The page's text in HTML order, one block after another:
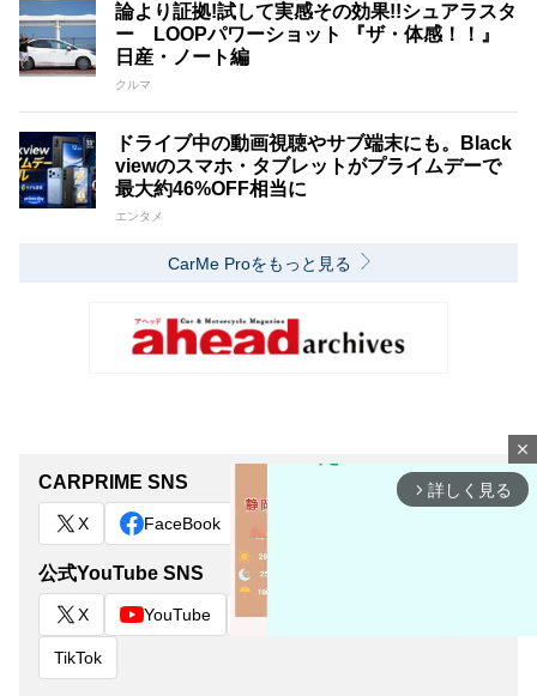
論より証拠!試して実感その効果!!シュアラスタ
ー LOOPパワーショット 『ザ・体感！！』
日産・ノート編
クルマ
ドライブ中の動画視聴やサブ端末にも。Black
viewのスマホ・タブレットがプライムデーで
最大約46%OFF相当に
エンタメ
CarMe Proをもっと見る
CARPRIME SNS
X FaceBook
公式YouTube SNS
X YouTube Instagram
TikTok
close
arrow_forward_ios 詳しく見る